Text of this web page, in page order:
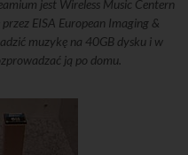
jest Wireless Music Centern
EISA European Imaging &
muzykę na 40GB dysku i w
ją po domu.